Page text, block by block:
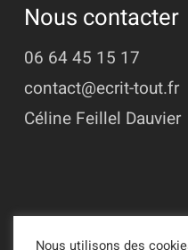
Nous contacter
06 64 45 15 17
contact@ecrit-tout.fr
Céline Feillel Dauvier
© 2022 - 2026
Nous utilisons des